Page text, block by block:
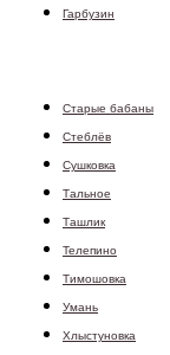
Гарбузин
Старые бабаны
Стеблёв
Сушковка
Тальное
Ташлик
Телепино
Тимошовка
Умань
Хлыстуновка